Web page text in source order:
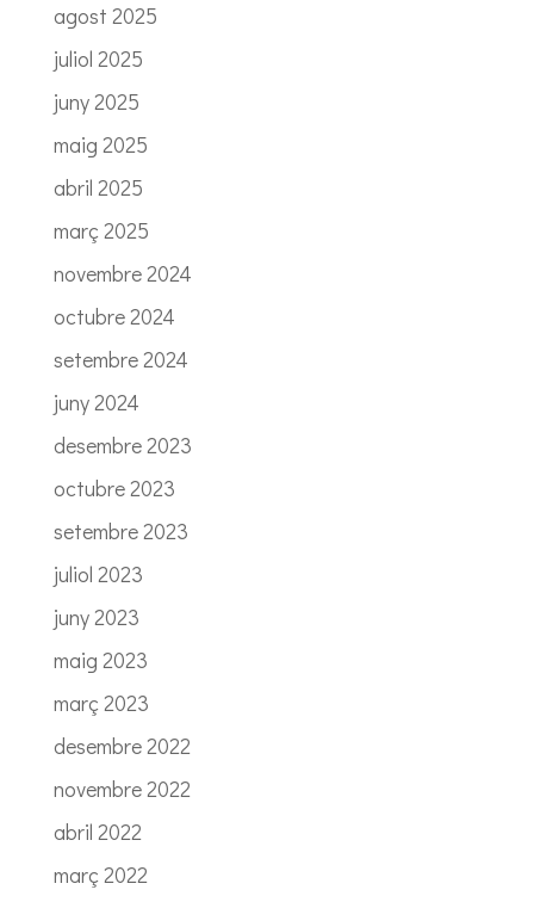
agost 2025
juliol 2025
juny 2025
maig 2025
abril 2025
març 2025
novembre 2024
octubre 2024
setembre 2024
juny 2024
desembre 2023
octubre 2023
setembre 2023
juliol 2023
juny 2023
maig 2023
març 2023
desembre 2022
novembre 2022
abril 2022
març 2022